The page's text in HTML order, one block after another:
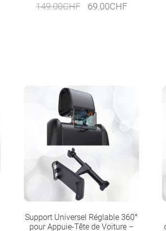
149.00CHF
Le69.00CHFLe
Support Universel Réglable 360°
pour Appuie-Tête de Voiture –